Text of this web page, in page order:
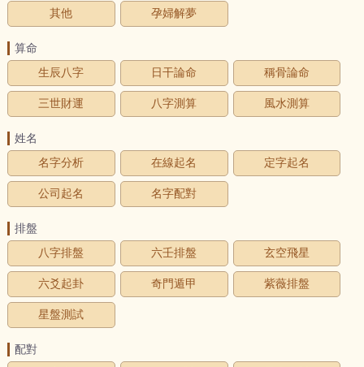
其他 孕婦解夢
算命
生辰八字
日干論命 稱骨論命
三世財運 八字測算 風水測算
姓名
名字分析
在線起名 定字起名
公司起名 名字配對
排盤
八字排盤
六壬排盤 玄空飛星
六爻起卦 奇門遁甲 紫薇排盤
星盤測試
配對